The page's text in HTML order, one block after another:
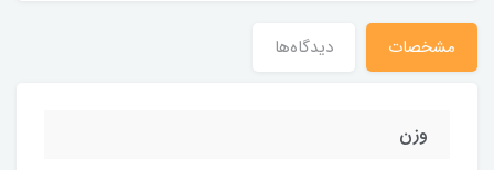
مشخصات دیدگاه‌ها
وزن